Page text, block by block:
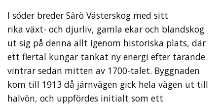
I söder breder Särö Västerskog med sitt
rika växt- och djurliv, gamla ekar och blandskog
ut sig på denna allt igenom historiska plats, där
ett flertal kungar tankat ny energi efter tärande
vintrar sedan mitten av 1700-talet. Byggnaden
kom till 1913 då järnvägen gick hela vägen ut till
halvön, och uppfördes initialt som ett